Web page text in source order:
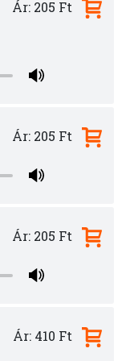
Ár: 205 Ft
Ár: 205 Ft
Ár: 205 Ft
Ár: 410 Ft